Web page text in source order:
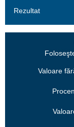
Rezultat
Valoare